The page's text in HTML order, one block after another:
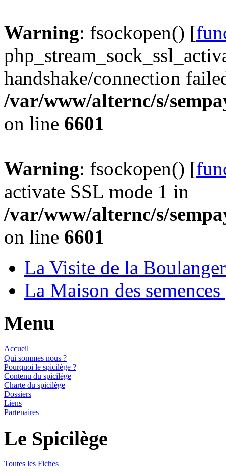
Warning: fsockopen() [
handshake/connection
/var/www/alternc/s/
on line 6601
Warning: fsockopen() [
activate SSL mode 1 in
/var/www/alternc/s/
on line 6601
La Visite de la
La Maison des
Menu
Accueil
Qui sommes nous ?
Pourquoi le spicilège ?
Contenu du spicilège
Charte du spicilège
Dossiers
Liens
Partenaires
Le Spicilège
Toutes les Fiches